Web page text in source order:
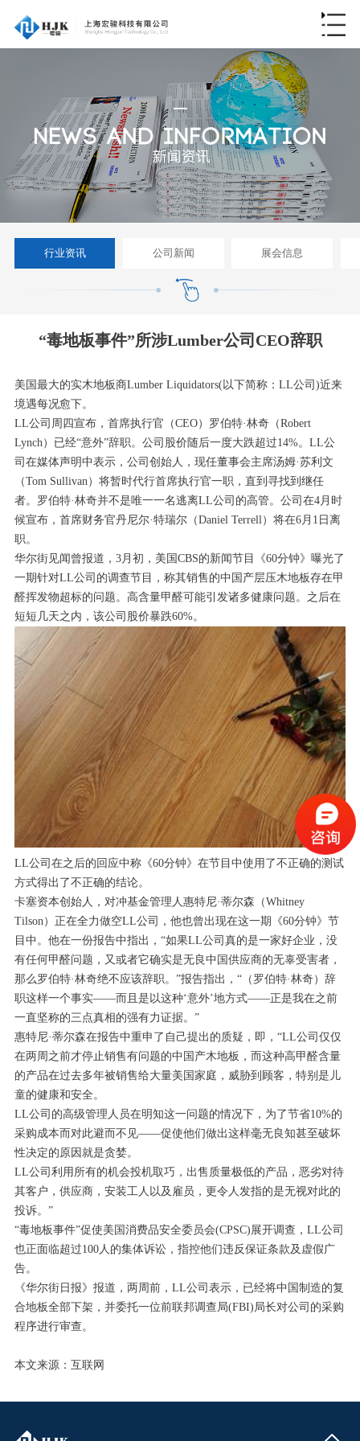
行业资讯 公司新闻 展会信息
“毒地板事件”所涉Lumber公司CEO辞职
美国最大的实木地板商Lumber Liquidators(以下简称：LL公司)近来
境遇每况愈下。
LL公司周四宣布，首席执行官（CEO）罗伯特·林奇（Robert
Lynch）已经“意外”辞职。公司股价随后一度大跌超过14%。LL公
司在媒体声明中表示，公司创始人，现任董事会主席汤姆·苏利文
（Tom Sullivan）将暂时代行首席执行官一职，直到寻找到继任
者。罗伯特·林奇并不是唯一一名逃离LL公司的高管。公司在4月时
候宣布，首席财务官丹尼尔·特瑞尔（Daniel Terrell）将在6月1日离
职。
华尔街见闻曾报道，3月初，美国CBS的新闻节目《60分钟》曝光了
一期针对LL公司的调查节目，称其销售的中国产层压木地板存在甲
醛挥发物超标的问题。高含量甲醛可能引发诸多健康问题。之后在
短短几天之内，该公司股价暴跌60%。
LL公司在之后的回应中称《60分钟》在节目中使用了不正确的测试
方式得出了不正确的结论。
卡塞资本创始人，对冲基金管理人惠特尼·蒂尔森（Whitney
Tilson）正在全力做空LL公司，他也曾出现在这一期《60分钟》节
目中。他在一份报告中指出，“如果LL公司真的是一家好企业，没
有任何甲醛问题，又或者它确实是无良中国供应商的无辜受害者，
那么罗伯特·林奇绝不应该辞职。”报告指出，“（罗伯特·林奇）辞
职这样一个事实——而且是以这种‘意外’地方式——正是我在之前
一直坚称的三点真相的强有力证据。”
惠特尼·蒂尔森在报告中重申了自己提出的质疑，即，“LL公司仅仅
在两周之前才停止销售有问题的中国产木地板，而这种高甲醛含量
的产品在过去多年被销售给大量美国家庭，威胁到顾客，特别是儿
童的健康和安全。
LL公司的高级管理人员在明知这一问题的情况下，为了节省10%的
采购成本而对此避而不见——促使他们做出这样毫无良知甚至破坏
性决定的原因就是贪婪。
LL公司利用所有的机会投机取巧，出售质量极低的产品，恶劣对待
其客户，供应商，安装工人以及雇员，更令人发指的是无视对此的
投诉。”
“毒地板事件”促使美国消费品安全委员会(CPSC)展开调查，LL公司
也正面临超过100人的集体诉讼，指控他们违反保证条款及虚假广
告。
《华尔街日报》报道，两周前，LL公司表示，已经将中国制造的复
合地板全部下架，并委托一位前联邦调查局(FBI)局长对公司的采购
程序进行审查。
本文来源：互联网